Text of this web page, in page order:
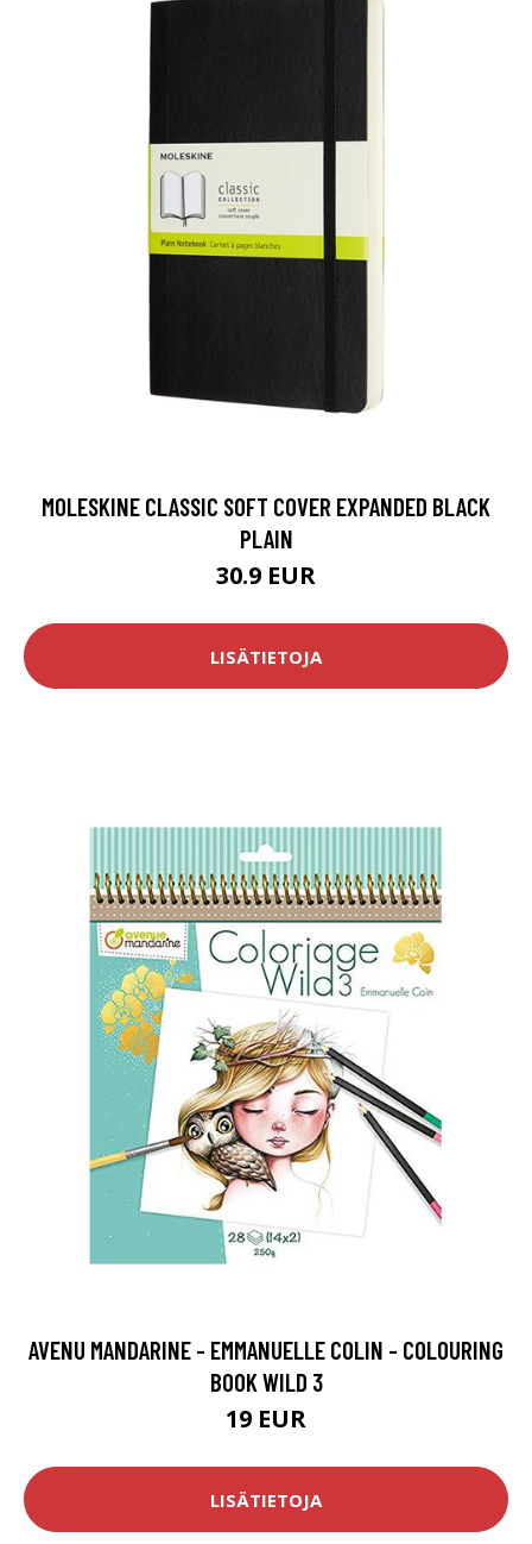
MOLESKINE CLASSIC SOFT COVER EXPANDED BLACK
PLAIN
30.9 EUR
LISÄTIETOJA
AVENU MANDARINE - EMMANUELLE COLIN - COLOURING
BOOK WILD 3
19 EUR
LISÄTIETOJA